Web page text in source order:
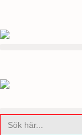
Sök
efter: